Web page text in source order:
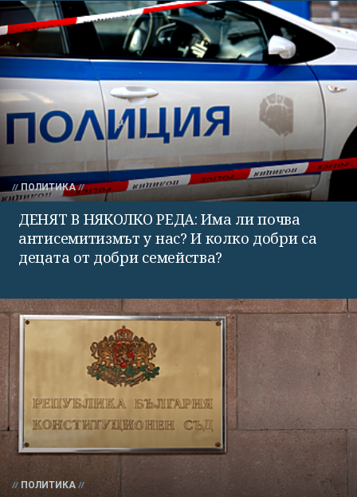
ПОЛИТИКА
ДЕНЯТ В НЯКОЛКО РЕДА: Има ли почва
антисемитизмът у нас? И колко добри са
децата от добри семейства?
ПОЛИТИКА